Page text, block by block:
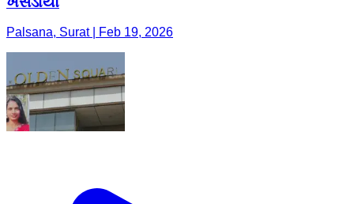
Palsana, Surat | Feb 19, 2026